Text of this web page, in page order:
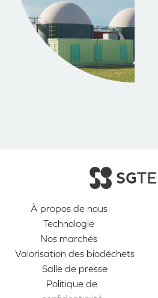
À propos de nous
Technologie
Nos marchés
Valorisation des biodéchets
Salle de presse
Politique de